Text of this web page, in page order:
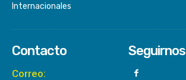
Internacionales
Contacto
Correo:
Seguirnos